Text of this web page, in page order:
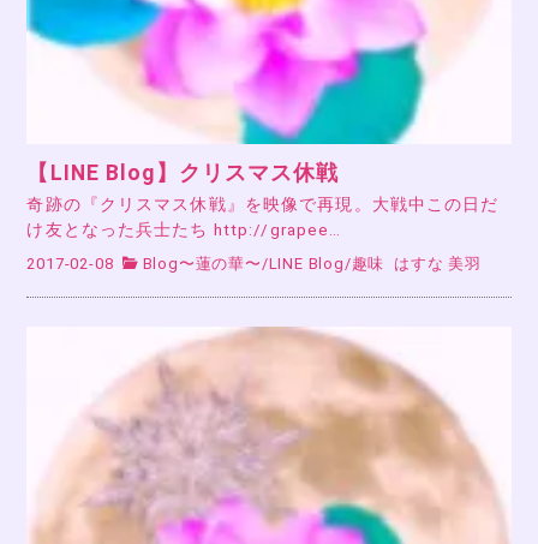
【LINE Blog】クリスマス休戦
奇跡の『クリスマス休戦』を映像で再現。大戦中この日だ
け友となった兵士たち http://grapee…
2017-02-08 Blog〜蓮の華〜 /LINE Blog /趣味 はすな 美羽